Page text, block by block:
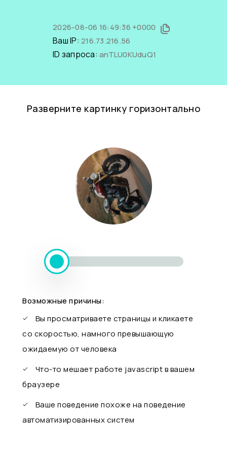
2026-08-06 16:49:36 +0000
Ваш IP: 216.73.216.56
ID запроса: anTLU0KUduQ1
Разверните картинку горизонтально
Возможные причины:
Вы просматриваете страницы и кликаете
со скоростью, намного превышающую
ожидаемую от человека
Что-то мешает работе javascript в вашем
браузере
Ваше поведение похоже на поведение
автоматизированных систем